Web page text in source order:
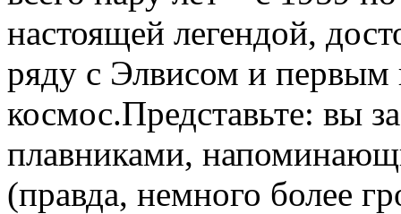
настоящей легендой,
ряду с Элвисом и первым
космос.Представьте: вы
плавниками,
(правда, немного более